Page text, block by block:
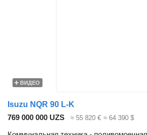
ВИДЕО
Isuzu NQR 90 L-K
769 000 000 UZS
≈ 55 820 € ≈ 64 390 $